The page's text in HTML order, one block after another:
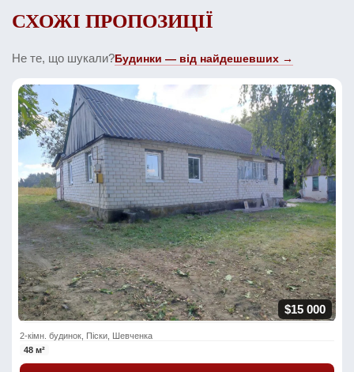
СХОЖІ ПРОПОЗИЦІЇ
Не те, що шукали?Будинки — від найдешевших →
$15 000
2-кімн. будинок, Піски, Шевченка
48 м²